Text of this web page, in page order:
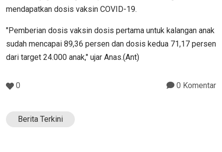
mendapatkan dosis vaksin COVID-19.
"Pemberian dosis vaksin dosis pertama untuk kalangan anak
sudah mencapai 89,36 persen dan dosis kedua 71,17 persen
dari target 24.000 anak," ujar Anas.(Ant)
0 0 Komentar
Berita Terkini